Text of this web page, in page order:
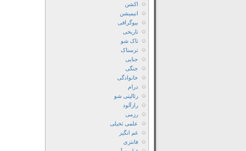
اکشن
انیمیشن
بیوگرافی
تاریخی
تاک شو
ترسناک
جنایی
جنگی
خانوادگی
درام
رئالیتی شو
رازآلود
رزمی
علمی تخیلی
غم انگیز
فانتزی